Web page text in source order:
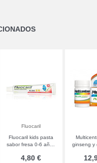
Fluocaril
Fluocaril kids pasta
sabor fresa 0-6 años
4,80 €
ginseng y